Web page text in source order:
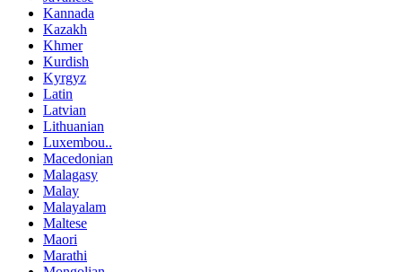
Kannada
Kazakh
Khmer
Kurdish
Kyrgyz
Latin
Latvian
Lithuanian
Luxembou..
Macedonian
Malagasy
Malay
Malayalam
Maltese
Maori
Marathi